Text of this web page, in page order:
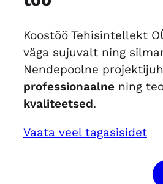
Koostöö Tehisintellekt
väga sujuvalt ning
Nendepoolne
professionaalne ning
kvaliteetsed.
Vaata veel tagasisidet